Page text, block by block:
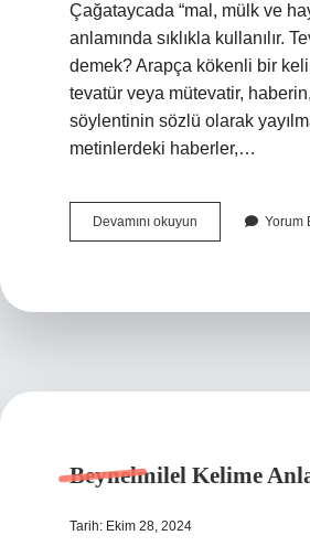
Çağataycada “mal, mülk ve
anlamında sıklıkla kullanılır.
demek? Arapça kökenli bir
tevatür veya mütevatir,
söylentinin sözlü olarak
metinlerdeki haberler,…
Devamını okuyun
Nerede
Yorum
Beynelmilel Kelime
Tarih: Ekim 28, 2024